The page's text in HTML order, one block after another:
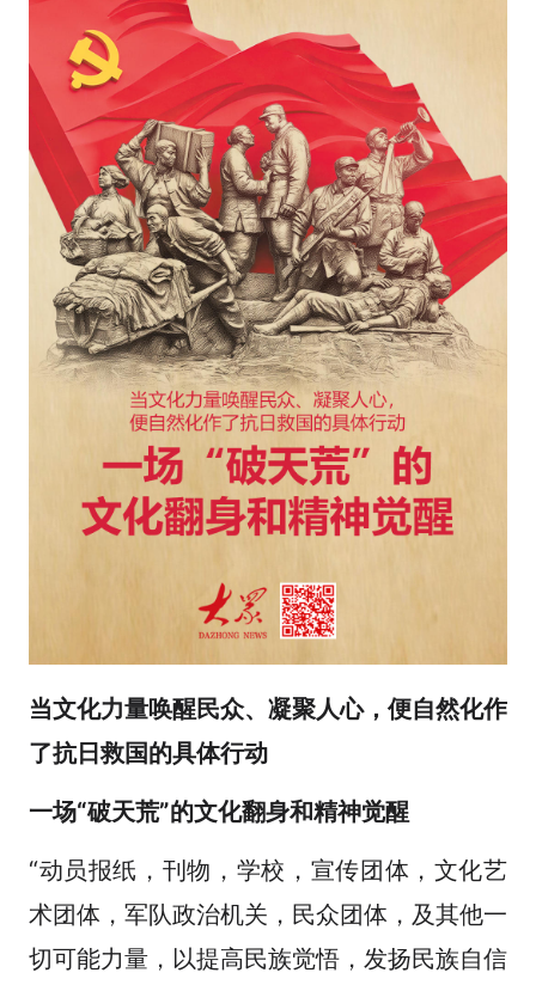
当文化力量唤醒民众、凝聚人心，便自然化作
了抗日救国的具体行动
一场“破天荒”的文化翻身和精神觉醒
“动员报纸，刊物，学校，宣传团体，文化艺
术团体，军队政治机关，民众团体，及其他一
切可能力量，以提高民族觉悟，发扬民族自信